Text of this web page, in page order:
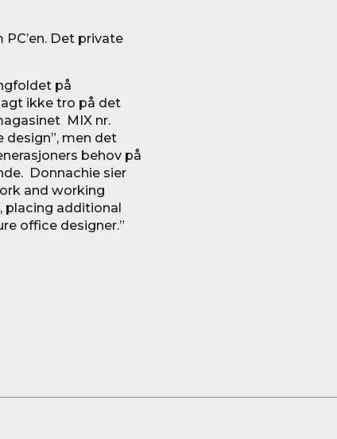
Det private
på
ikke tro på det
MIX nr.
design”, men det
behov på
Donnachie sier
and working
placing additional
office designer.”